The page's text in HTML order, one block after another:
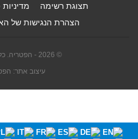
תצוגת רשימה
הצהרת הנגישות של
© 2026 - הפטריה. כל הזכויות שמורות.
עיצוב אתר: